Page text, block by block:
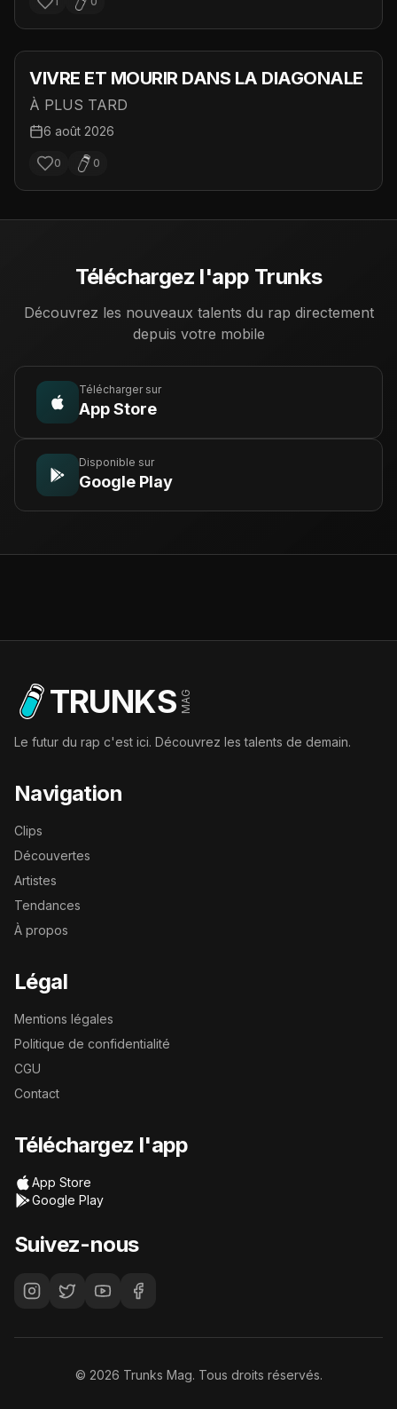
VIVRE ET MOURIR DANS LA DIAGONALE
À PLUS TARD
6 août 2026
0 0
Téléchargez l'app Trunks
Découvrez les nouveaux talents du rap directement
depuis votre mobile
Télécharger sur
App Store
Disponible sur
Google Play
TRUNKS MAG
Le futur du rap c'est ici. Découvrez les talents de demain.
Navigation
Clips
Découvertes
Artistes
Tendances
À propos
Légal
Mentions légales
Politique de confidentialité
CGU
Contact
Téléchargez l'app
App Store
Google Play
Suivez-nous
© 2026 Trunks Mag. Tous droits réservés.